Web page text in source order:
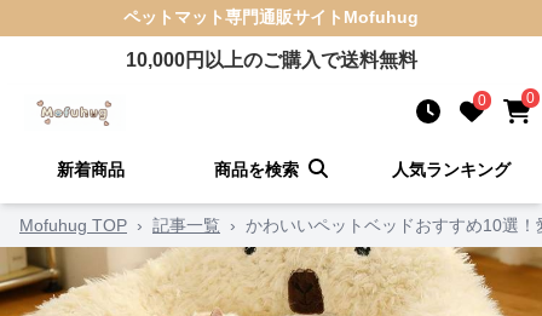
ペットマット専門通販サイト Mofuhug
10,000円以上のご購入で送料無料
0 0
新着商品 商品を検索 人気ランキング
Mofuhug TOP › 記事一覧 › かわいいペットベッドおすすめ10選